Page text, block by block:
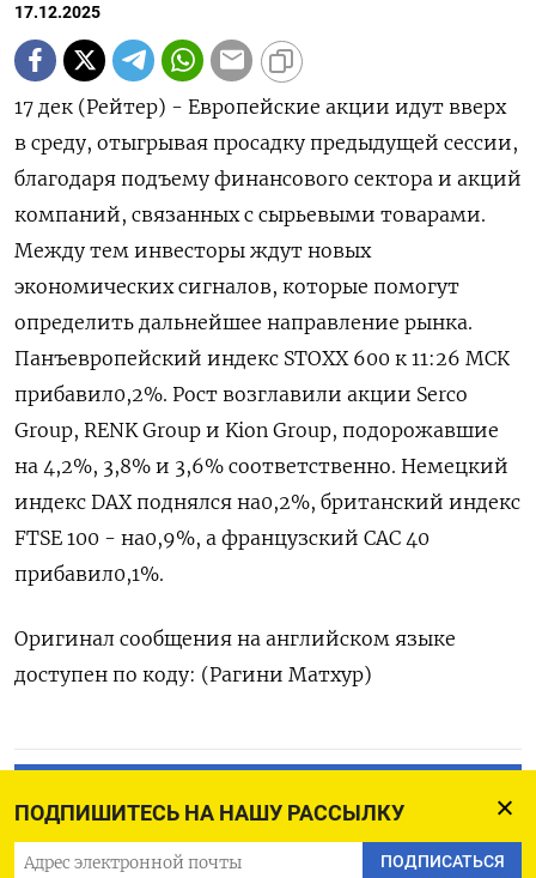
ПОДПИШИТЕСЬ НА НАШУ РАССЫЛКУ
ПОДПИСАТЬСЯ
17.12.2025
17 дек (Рейтер) - Европейские акции идут вверх
в среду, отыгрывая просадку предыдущей сессии,
благодаря подъему финансового сектора и акций
компаний, связанных с сырьевыми товарами.
Между тем инвесторы ждут новых
экономических сигналов, которые помогут
определить дальнейшее направление рынка.
Панъевропейский индекс STOXX 600 к 11:26 МСК
прибавил0,2%. Рост возглавили акции Serco
Group, RENK Group и Kion Group, подорожавшие
на 4,2%, 3,8% и 3,6% соответственно. Немецкий
индекс DAX поднялся на0,2%, британский индекс
FTSE 100 - на0,9%, а французский CAC 40
прибавил0,1%.
Оригинал сообщения на английском языке
доступен по коду: (Рагини Матхур)
ПОДПИСАТЬСЯ В GOOGLE